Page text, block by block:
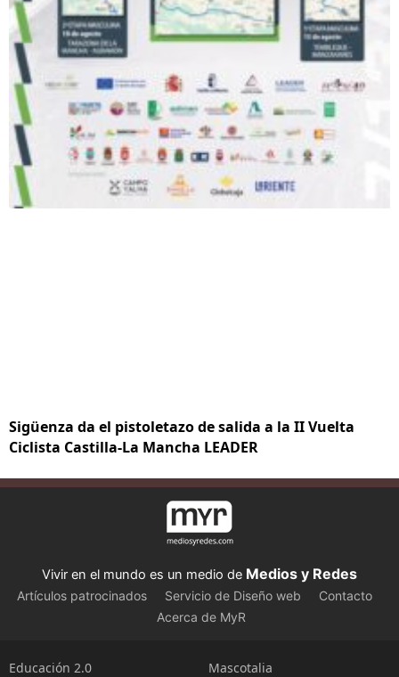
Sigüenza da el pistoletazo de salida a la II Vuelta
Ciclista Castilla-La Mancha LEADER
Vivir en el mundo es un medio de Medios y Redes
Artículos patrocinados Servicio de Diseño web
Contacto
Acerca de MyR
Educación 2.0
Mascotalia